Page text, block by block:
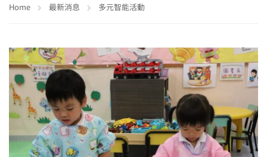
Home 最新消息 多元智能活動